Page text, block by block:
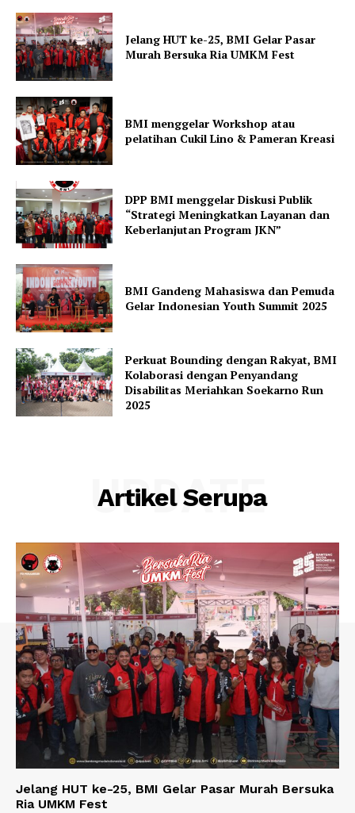
Jelang HUT ke-25, BMI Gelar Pasar
Murah Bersuka Ria UMKM Fest
BMI menggelar Workshop atau
pelatihan Cukil Lino & Pameran Kreasi
DPP BMI menggelar Diskusi Publik
“Strategi Meningkatkan Layanan dan
Keberlanjutan Program JKN”
BMI Gandeng Mahasiswa dan Pemuda
Gelar Indonesian Youth Summit 2025
Perkuat Bounding dengan Rakyat, BMI
Kolaborasi dengan Penyandang
Disabilitas Meriahkan Soekarno Run
2025
Artikel Serupa
UPDATE
Jelang HUT ke-25, BMI Gelar Pasar Murah Bersuka
Ria UMKM Fest